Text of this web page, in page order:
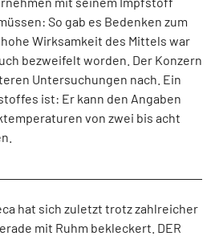
So gab es Bedenken zum
Wirksamkeit des Mittels war
bezweifelt worden. Der Konzern
Untersuchungen nach. Ein
ist: Er kann den Angaben
von zwei bis acht
hat sich zuletzt trotz zahlreicher
mit Ruhm bekleckert. DER